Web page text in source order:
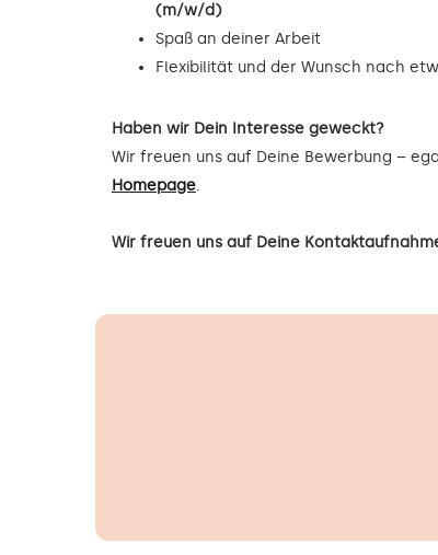
(m/w/d)
Spaß an deiner Arbeit
Flexibilität und der Wunsch nach
Haben wir Dein Interesse geweckt?
Wir freuen uns auf Deine Bewerbung –
Homepage.
Wir freuen uns auf Deine